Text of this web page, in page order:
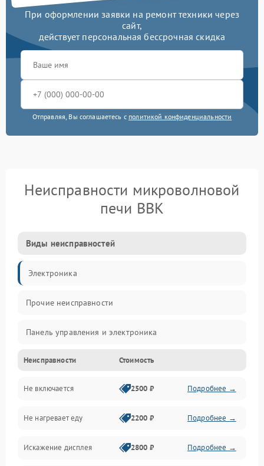
При оформлении заявки на ремонт техники через
сайт,
действует персональная бессрочная скидка
Отправляя, Вы соглашаетесь с политикой конфиденциальности
Неисправности микроволновой
печи BBK
Виды неисправностей
Электроника
Прочие неисправности
Панель управления и электроника
Дверца и корпус
Механика и внутренние элементы
Механические повреждения
Питание и запуск
Неисправности Стоимость
Не включается 2500 ₽ Подробнее →
Не нагревает еду 2200 ₽ Подробнее →
Искажение дисплея 2800 ₽ Подробнее →